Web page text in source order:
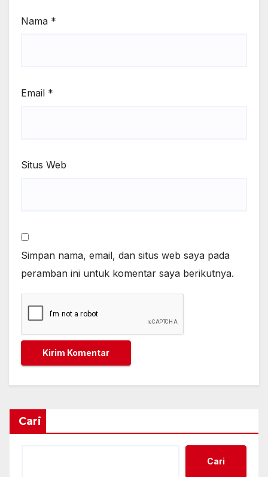
Nama *
Email *
Situs Web
Simpan nama, email, dan situs web saya pada
peramban ini untuk komentar saya berikutnya.
Cari
Cari